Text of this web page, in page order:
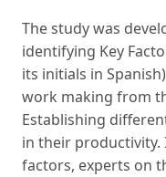
The study was
identifying Key
its initials in
work making from
Establishing
in their
factors, experts on